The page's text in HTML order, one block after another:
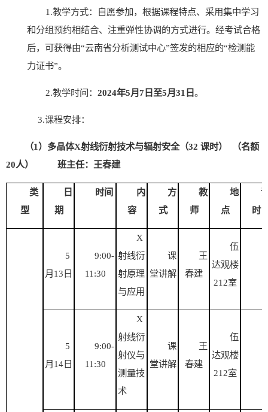
1.教学方式：自愿参加，根据课程特点、采用集中学习
和分组预约相结合、注重弹性协调的方式进行。经考试合格
后，可获得由“云南省分析测试中心”签发的相应的“检测能
力证书”。
2.教学时间： 2024年5月7 日至5月31 日。
3.课程安排：
（1）多晶体X射线衍射技术与辐射安全（32 课时） （名额
20人） 班主任：王春建
类
型
日
期
时间
内
容
方
式
教
师
地
点
时
5
月 13 日
9:00-
11:30
X
射线衍
射原理
与应用
课
堂讲解
王
春建
伍
达观楼
212室
5
月 14日
9:00-
11:30
X
射线衍
射仪与
测量技
术
课
堂讲解
王
春建
伍
达观楼
212室